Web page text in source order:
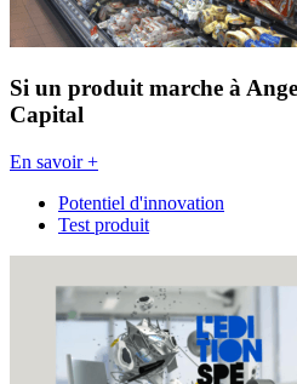
Si un produit marche à
Capital
En savoir +
Potentiel d'innovation
Test produit